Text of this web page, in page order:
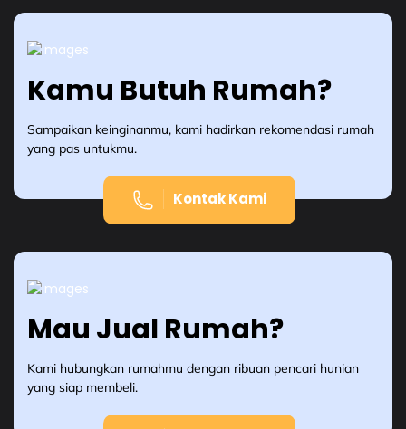
Kamu Butuh Rumah?
Sampaikan keinginanmu, kami hadirkan rekomendasi rumah
yang pas untukmu.
Kontak Kami
Mau Jual Rumah?
Kami hubungkan rumahmu dengan ribuan pencari hunian
yang siap membeli.